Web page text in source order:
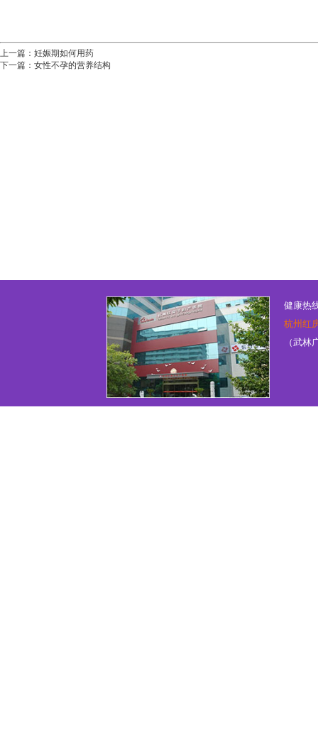
上一篇： 妊娠期如何用药
下一篇： 女性不孕的营养结构
健康热
杭州红
（武